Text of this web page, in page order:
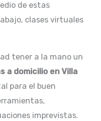
de estas
clases virtuales
tener a la mano un
a domicilio en Villa
para el buen
imprevistas.